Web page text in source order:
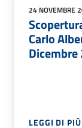
24 NOVEMBRE
Carlo
Dicembre
LEGGI DI PIÙ